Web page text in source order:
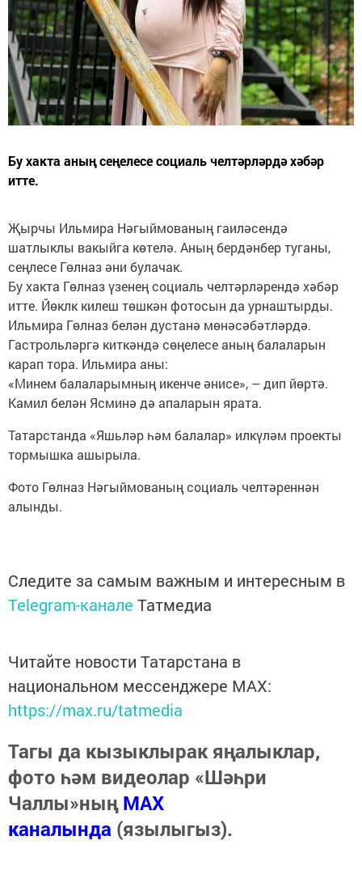
Бу хакта аның сеңелесе социаль челтәрләрдә хәбәр
итте.
Җырчы Ильмира Нәгыймованың гаиләсендә
шатлыклы вакыйга көтелә. Аның бердәнбер туганы,
сеңлесе Гөлназ әни булачак.
Бу хакта Гөлназ үзенең социаль челтәрләрендә хәбәр
итте. Йөклк килеш төшкән фотосын да урнаштырды.
Ильмира Гөлназ белән дустанә мөнәсәбәтләрдә.
Гастрольләргә киткәндә сөңелесе аның балаларын
карап тора. Ильмира аны:
«Минем балаларымның икенче әнисе», – дип йөртә.
Камил белән Ясминә дә апаларын ярата.
Татарстанда «Яшьләр һәм балалар» илкүләм проекты
тормышка ашырыла.
Фото Гөлназ Нәгыймованың социаль челтәреннән
алынды.
Следите за самым важным и интересным в
Telegram-канале Татмедиа
Читайте новости Татарстана в
национальном мессенджере MАХ:
https://max.ru/tatmedia
Тагы да кызыклырак яңалыклар,
фото һәм видеолар «Шәһри
Чаллы»ныңMAX
каналында (язылыгыз).